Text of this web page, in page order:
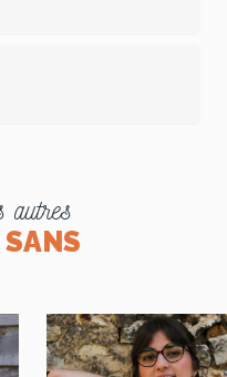
autres